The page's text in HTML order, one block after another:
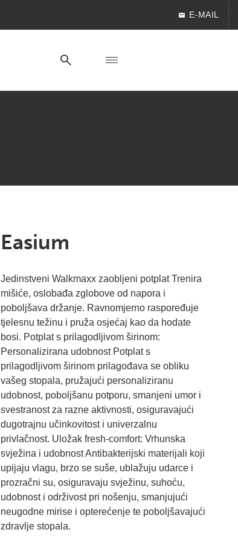
E-MAIL
Easium
Jedinstveni Walkmaxx zaobljeni potplat Trenira
mišiće, oslobađa zglobove od napora i
poboljšava držanje. Ravnomjerno raspoređuje
tjelesnu težinu i pruža osjećaj kao da hodate
bosi. Potplat s prilagodljivom širinom:
Personalizirana udobnost Potplat s
prilagodljivom širinom prilagođava se obliku
vašeg stopala, pružajući personaliziranu
udobnost, poboljšanu potporu, smanjeni umor i
svestranost za razne aktivnosti, osiguravajući
dugotrajnu učinkovitost i univerzalnu
privlačnost. Uložak fresh-comfort: Vrhunska
svježina i udobnost Antibakterijski materijali koji
upijaju vlagu, brzo se suše, ublažuju udarce i
prozračni su, osiguravaju svježinu, suhoću,
udobnost i održivost pri nošenju, smanjujući
neugodne mirise i opterećenje te poboljšavajući
zdravlje stopala.